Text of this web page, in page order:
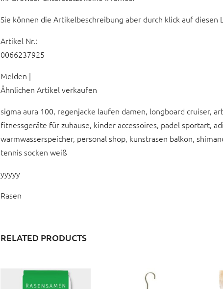
Sie können die Artikelbeschreibung aber durch klick auf diesen
Artikel Nr.:
0066237925
Melden |
Ähnlichen Artikel verkaufen
sigma aura 100, regenjacke laufen damen, longboard cruiser,
fitnessgeräte für zuhause, kinder accessoires, padel sportart,
warmwasserspeicher, personal shop, kunstrasen balkon,
tennis socken weiß
yyyyy
Rasen
RELATED PRODUCTS